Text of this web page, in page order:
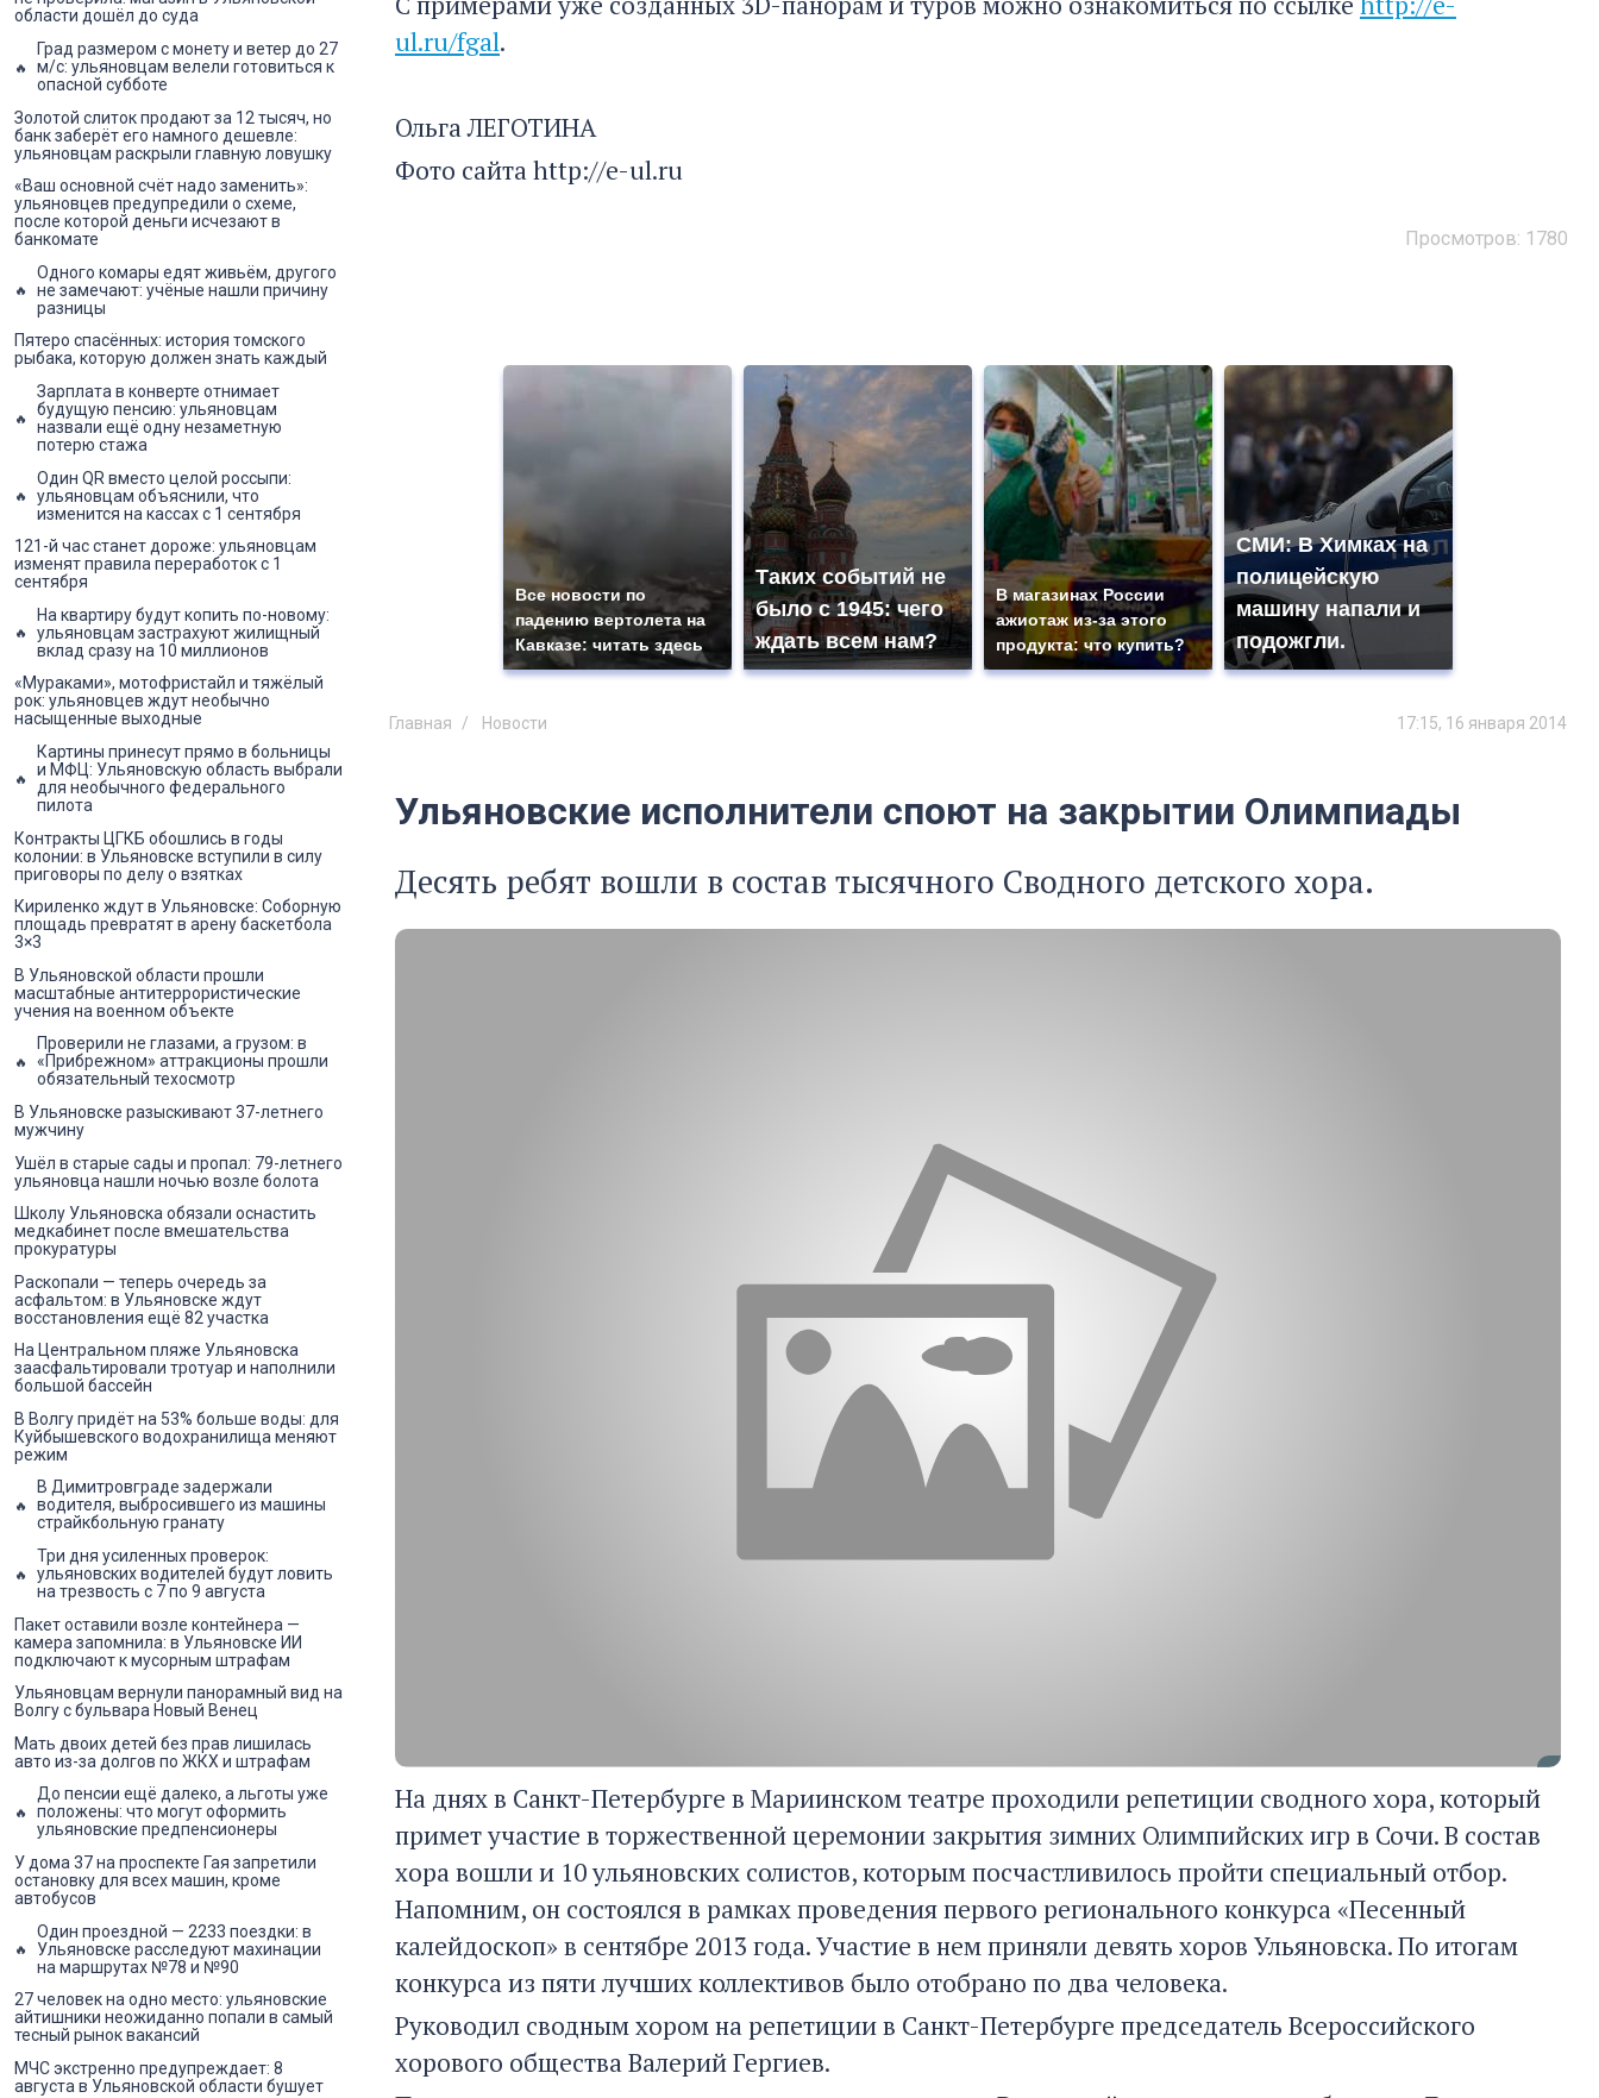
ul.ru/fgal.
Ольга ЛЕГОТИНА
Фото сайта http://e-ul.ru
Просмотров: 1780
Все новости по
падению вертолета на
Кавказе: читать здесь
Таких событий не
было с 1945: чего
ждать всем нам?
В магазинах России
ажиотаж из-за этого
продукта: что купить?
СМИ: В Химках на
полицейскую
машину напали и
подожгли.
Главная Новости 17:15, 16 января 2014
Ульяновские исполнители споют на закрытии Олимпиады
Десять ребят вошли в состав тысячного Сводного детского хора.
На днях в Санкт-Петербурге в Мариинском театре проходили репетиции сводного хора, который
примет участие в торжественной церемонии закрытия зимних Олимпийских игр в Сочи. В состав
хора вошли и 10 ульяновских солистов, которым посчастливилось пройти специальный отбор.
Напомним, он состоялся в рамках проведения первого регионального конкурса «Песенный
калейдоскоп» в сентябре 2013 года. Участие в нем приняли девять хоров Ульяновска. По итогам
конкурса из пяти лучших коллективов было отобрано по два человека.
Руководил сводным хором на репетиции в Санкт-Петербурге председатель Всероссийского
хорового общества Валерий Гергиев.
области дошёл до суда
Град размером с монету и ветер до 27
м/с: ульяновцам велели готовиться к
опасной субботе
Золотой слиток продают за 12 тысяч, но
банк заберёт его намного дешевле:
ульяновцам раскрыли главную ловушку
«Ваш основной счёт надо заменить»:
ульяновцев предупредили о схеме,
после которой деньги исчезают в
банкомате
Одного комары едят живьём, другого
не замечают: учёные нашли причину
разницы
Пятеро спасённых: история томского
рыбака, которую должен знать каждый
Зарплата в конверте отнимает
будущую пенсию: ульяновцам
назвали ещё одну незаметную
потерю стажа
Один QR вместо целой россыпи:
ульяновцам объяснили, что
изменится на кассах с 1 сентября
121-й час станет дороже: ульяновцам
изменят правила переработок с 1
сентября
На квартиру будут копить по-новому:
ульяновцам застрахуют жилищный
вклад сразу на 10 миллионов
«Мураками», мотофристайл и тяжёлый
рок: ульяновцев ждут необычно
насыщенные выходные
Картины принесут прямо в больницы
и МФЦ: Ульяновскую область выбрали
для необычного федерального
пилота
Контракты ЦГКБ обошлись в годы
колонии: в Ульяновске вступили в силу
приговоры по делу о взятках
Кириленко ждут в Ульяновске: Соборную
площадь превратят в арену баскетбола
3×3
В Ульяновской области прошли
масштабные антитеррористические
учения на военном объекте
Проверили не глазами, а грузом: в
«Прибрежном» аттракционы прошли
обязательный техосмотр
В Ульяновске разыскивают 37-летнего
мужчину
Ушёл в старые сады и пропал: 79-летнего
ульяновца нашли ночью возле болота
Школу Ульяновска обязали оснастить
медкабинет после вмешательства
прокуратуры
Раскопали — теперь очередь за
асфальтом: в Ульяновске ждут
восстановления ещё 82 участка
На Центральном пляже Ульяновска
заасфальтировали тротуар и наполнили
большой бассейн
В Волгу придёт на 53% больше воды: для
Куйбышевского водохранилища меняют
режим
В Димитровграде задержали
водителя, выбросившего из машины
страйкбольную гранату
Три дня усиленных проверок:
ульяновских водителей будут ловить
на трезвость с 7 по 9 августа
Пакет оставили возле контейнера —
камера запомнила: в Ульяновске ИИ
подключают к мусорным штрафам
Ульяновцам вернули панорамный вид на
Волгу с бульвара Новый Венец
Мать двоих детей без прав лишилась
авто из-за долгов по ЖКХ и штрафам
До пенсии ещё далеко, а льготы уже
положены: что могут оформить
ульяновские предпенсионеры
У дома 37 на проспекте Гая запретили
остановку для всех машин, кроме
автобусов
Один проездной — 2233 поездки: в
Ульяновске расследуют махинации
на маршрутах №78 и №90
27 человек на одно место: ульяновские
айтишники неожиданно попали в самый
тесный рынок вакансий
МЧС экстренно предупреждает: 8
августа в Ульяновской области бушует